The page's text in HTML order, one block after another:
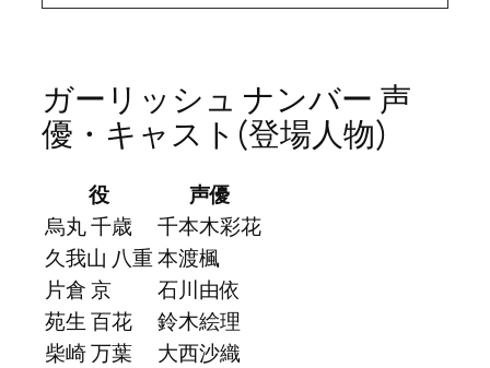
ガーリッシュ ナンバー 声
優・キャスト(登場人物)
役
声優
烏丸 千歳
千本木彩花
久我山 八重本渡楓
片倉 京
石川由依
苑生 百花
鈴木絵理
柴崎 万葉
大西沙織